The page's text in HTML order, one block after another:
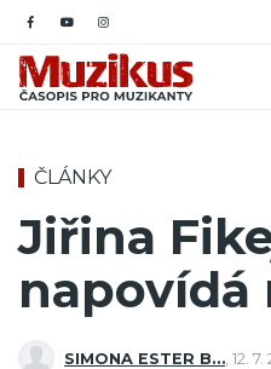
ČLÁNKY
Jiřina
napovídá
SIMONA ESTER B… 12.